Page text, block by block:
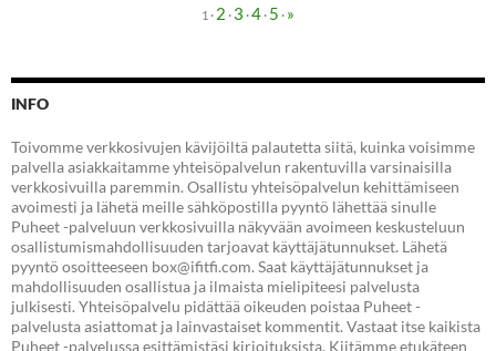
1 · 2 · 3 ·4 · 5 · »
INFO
Toivomme verkkosivujen kävijöiltä palautetta siitä, kuinka voisimme
palvella asiakkaitamme yhteisöpalvelun rakentuvilla varsinaisilla
verkkosivuilla paremmin. Osallistu yhteisöpalvelun kehittämiseen
avoimesti ja lähetä meille sähköpostilla pyyntö lähettää sinulle
Puheet -palveluun verkkosivuilla näkyvään avoimeen keskusteluun
osallistumismahdollisuuden tarjoavat käyttäjätunnukset. Lähetä
pyyntö osoitteeseen box@ifitfi.com. Saat käyttäjätunnukset ja
mahdollisuuden osallistua ja ilmaista mielipiteesi palvelusta
julkisesti. Yhteisöpalvelu pidättää oikeuden poistaa Puheet -
palvelusta asiattomat ja lainvastaiset kommentit. Vastaat itse kaikista
Puheet -palvelussa esittämistäsi kirjoituksista. Kiitämme etukäteen